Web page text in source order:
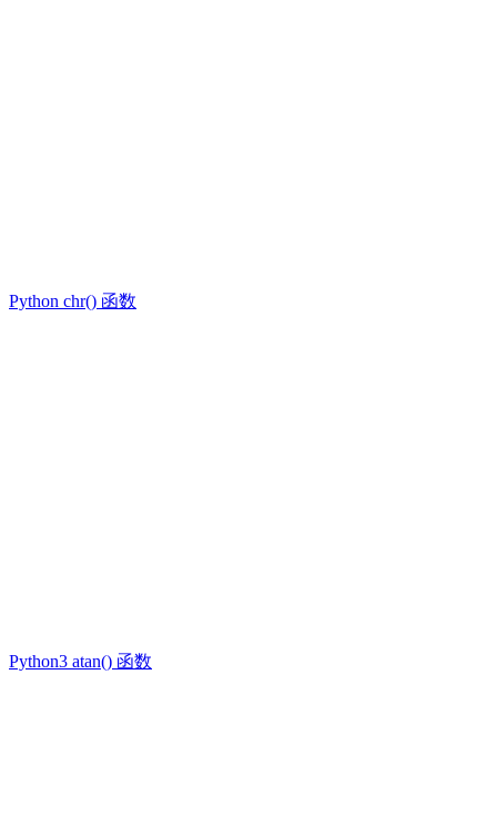
Python chr() 函数
Python3 atan() 函数